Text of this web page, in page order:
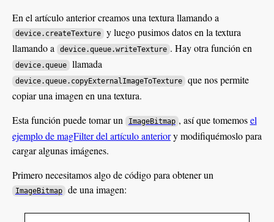
En el artículo anterior creamos una textura llamando a
device.createTexture y luego pusimos datos en la textura
llamando a
device.queue.writeTexture . Hay otra función en
device.queue llamada
device.queue.copyExternalImageToTexture que nos permite
copiar una imagen en una textura.
Esta función puede tomar un
ImageBitmap , así que tomemosel
ejemplo de magFilter del artículo anteriory modifiquémoslo para
cargar algunas imágenes.
Primero necesitamos algo de código para obtener un
ImageBitmap de una imagen: